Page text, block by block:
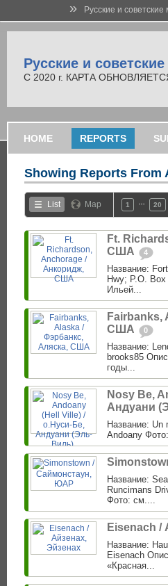
» Русские и
Русские и
С 2020 г. КАРТА
HOME REPORTS
Showing Reports From
List Map 1 20
Ft.
США
4
Название:
Hwy; P.O.
Ильей...
Fairbanks,
США
0
Название:
brooks85
годы...
Nosy Be,
Андуани
Название: Un
Andoany
Название:
Runcimans
Фото: см....
Eisenach /
Название:
Eisenach
«Красная...